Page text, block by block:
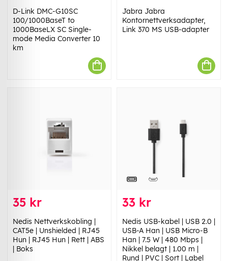
D-Link DMC-G10SC
100/1000BaseT to
1000BaseLX SC Single-
mode Media Converter 10
km
Jabra Jabra
Kontornettverksadapter,
Link 370 MS USB-adapter
35 kr
Nedis Nettverkskobling |
CAT5e | Unshielded | RJ45
Hun | RJ45 Hun | Rett | ABS
| Boks
33 kr
Nedis USB-kabel | USB 2.0 |
USB-A Han | USB Micro-B
Han | 7.5 W | 480 Mbps |
Nikkel belagt | 1.00 m |
Rund | PVC | Sort | Label